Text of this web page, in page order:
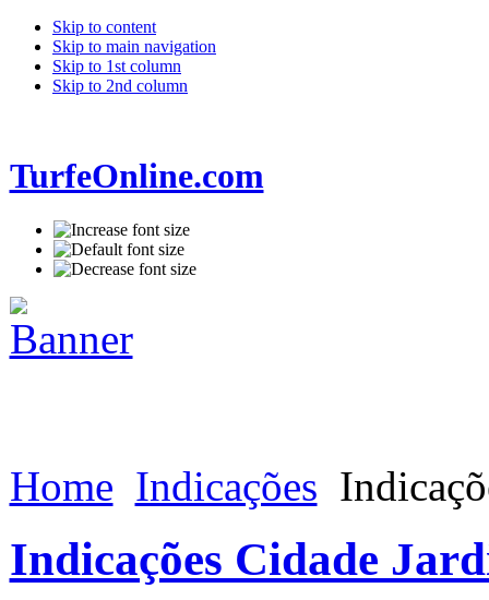
Skip to content
Skip to main navigation
Skip to 1st column
Skip to 2nd column
TurfeOnline.com
Home Indicações
Indicações Cidade